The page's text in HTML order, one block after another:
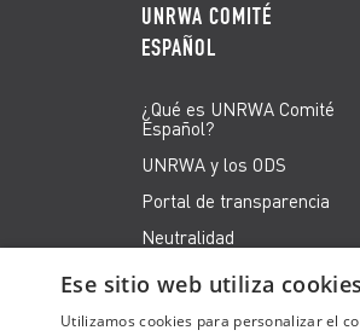
UNRWA COMITÉ
ESPAÑOL
¿Qué es UNRWA Comité
Español?
UNRWA y los ODS
Portal de transparencia
Neutralidad
El equipo
Ese sitio web utiliza cookies
Utilizamos cookies para personalizar el